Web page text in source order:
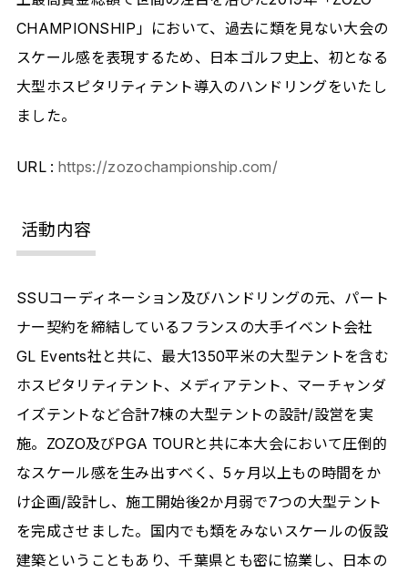
CHAMPIONSHIP」において、過去に類を見ない大会の
スケール感を表現するため、日本ゴルフ史上、初となる
大型ホスピタリティテント導入のハンドリングをいたし
ました。
URL : https://zozochampionship.com/
活動内容
SSUコーディネーション及びハンドリングの元、パート
ナー契約を締結しているフランスの大手イベント会社
GL Events社と共に、最大1350平米の大型テントを含む
ホスピタリティテント、メディアテント、マーチャンダ
イズテントなど合計7棟の大型テントの設計/設営を実
施。ZOZO及びPGA TOURと共に本大会において圧倒的
なスケール感を生み出すべく、5ヶ月以上もの時間をか
け企画/設計し、施工開始後2か月弱で7つの大型テント
を完成させました。国内でも類をみないスケールの仮設
建築ということもあり、千葉県とも密に協業し、日本の